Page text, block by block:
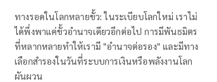
ทางรอดในโลกหลายขั้ว: ในระเบียบโลกใหม่ เราไม่
ได้พึ่งพาแค่ขั้วอำนาจเดียวอีกต่อไป การมีพันธมิตร
ที่หลากหลายทำให้เรามี "อำนาจต่อรอง" และมีทาง
เลือกสำรองในวันที่ระบบการเงินหรือพลังงานโลก
ผันผวน